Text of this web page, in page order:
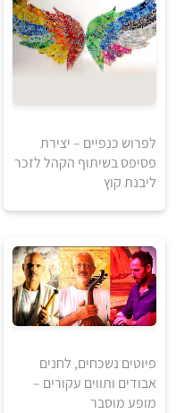
0
₪
למידע ולרכישה
לפרוש כנפיים – יצירת
פסיפס בשיתוף הקהל לזכר
ליבנת קוץ
פיוטים נשכחים, לחנים
אבודים ותווים עקורים –
מופע מוסבר